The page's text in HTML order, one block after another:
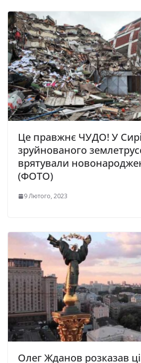
Це правжнє ЧУДО! У
зруйнованого
врятували
(ФОТО)
9 Лютого, 2023
Олег Жданов розказав